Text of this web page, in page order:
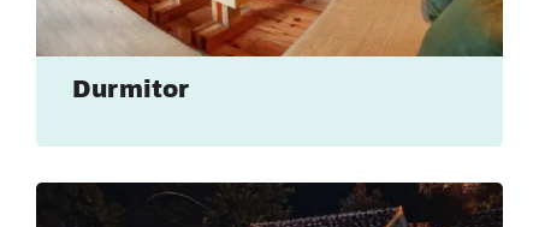
Durmitor